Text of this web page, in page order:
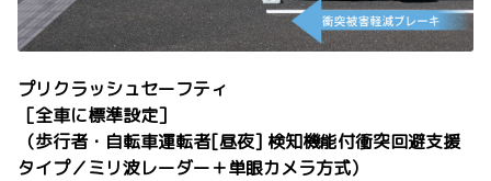
プリクラッシュセーフティ
［全車に標準設定］
（歩行者・自転車運転者[昼夜] 検知機能付衝突回避支援
タイプ／ミリ波レーダー＋単眼カメラ方式）